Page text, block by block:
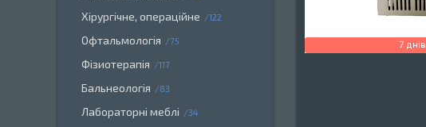
7 днів
Хірургічне, операційне 122
Офтальмологія 75
Фізиотерапія 117
Бальнеологія 83
Лабораторні меблі 34